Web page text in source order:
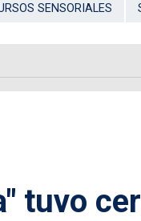
SENSORIALES
tuvo